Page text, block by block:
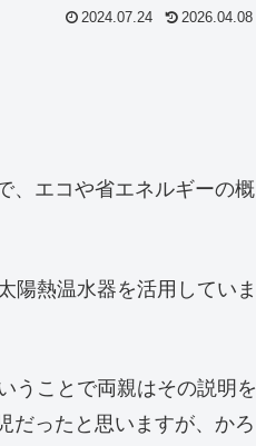
2024.07.24 2026.04.08
、エコや省エネルギーの概
陽熱温水器を活用していま
うことで両親はその説明を
だったと思いますが、かろ